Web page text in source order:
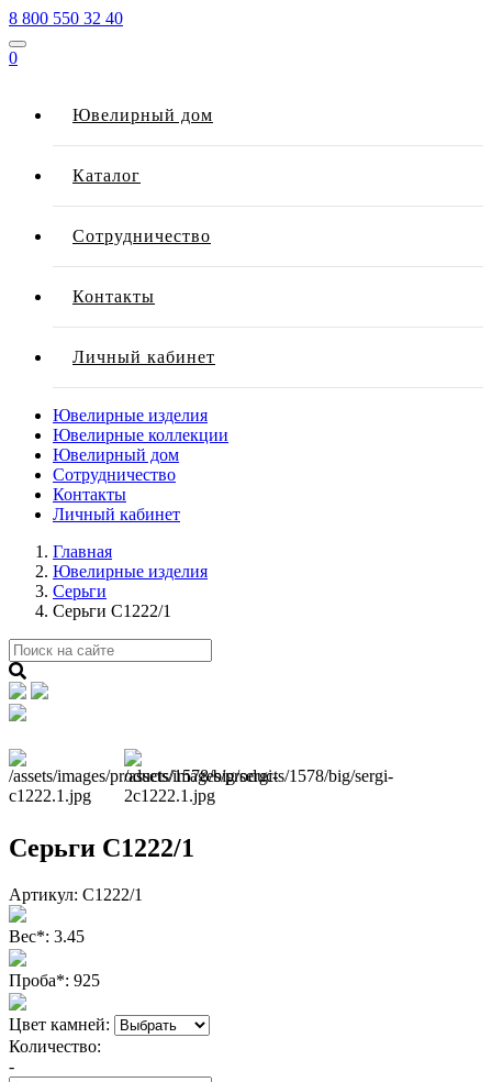
8 800 550 32 40
0
Ювелирный дом
Каталог
Сотрудничество
Контакты
Личный кабинет
Ювелирные изделия
Ювелирные коллекции
Ювелирный дом
Сотрудничество
Контакты
Личный кабинет
Главная
Ювелирные изделия
Серьги
Серьги С1222/1
Серьги С1222/1
Артикул: С1222/1
Вес*: 3.45
Проба*: 925
Цвет камней:
Количество:
-